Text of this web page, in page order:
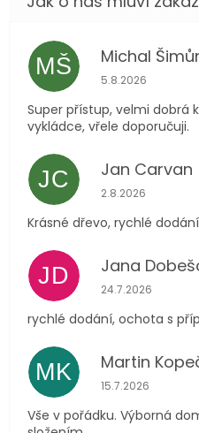
MŠ Michal
Hodnocení
5.8.2026
Super přístup, velmi dobrá
vykládce, vřele doporučuji.
JC Jan Carvan
Hodnocení
2.8.2026
Krásné dřevo, rychlé
JD Jana
Hodnocení
24.7.2026
rychlé dodání, ochota s
MK Martin
Hodnocení
15.7.2026
Vše v pořádku. Výborná